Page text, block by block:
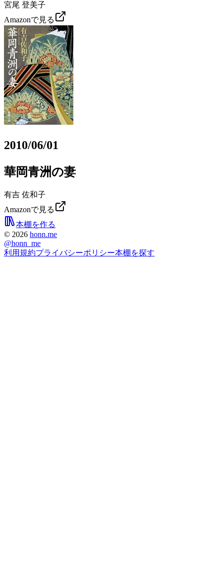
宮尾 登美子
Amazonで見る
2010/06/01
華岡青洲の妻
有吉 佐和子
Amazonで見る
本棚を作る
© 2026 honn.me
@honn_me
利用規約プライバシーポリシー本棚を探す